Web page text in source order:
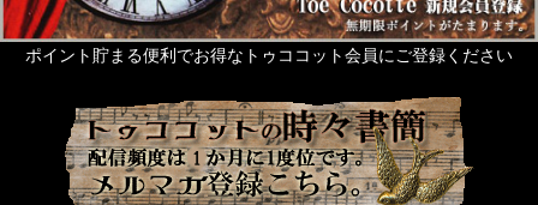
ポイント貯まる便利でお得なトゥココット会員にご登録ください